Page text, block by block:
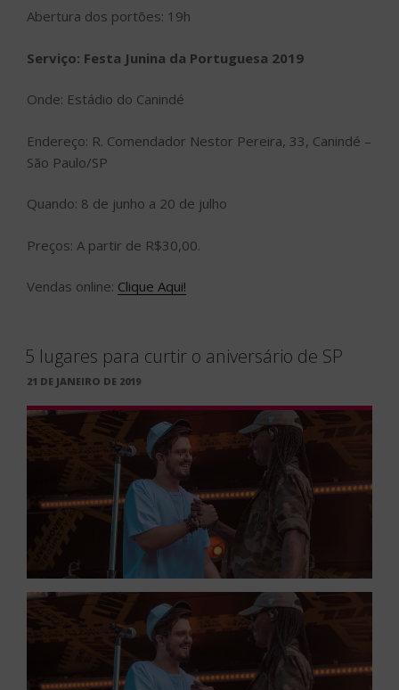
Abertura dos portões: 19h
Serviço: Festa Junina da Portuguesa 2019
Onde: Estádio do Canindé
Endereço: R. Comendador Nestor Pereira, 33, Canindé –
São Paulo/SP
Quando: 8 de junho a 20 de julho
Preços: A partir de R$30,00.
Vendas online: Clique Aqui!
5 lugares para curtir o aniversário de SP
PUBLICADO
21 DE JANEIRO DE 2019